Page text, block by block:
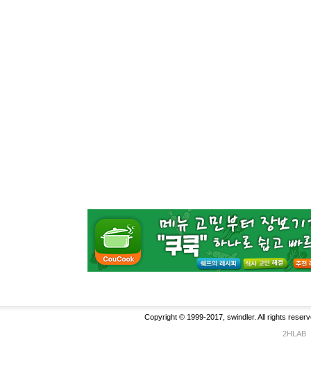
Copyright © 1999-2017, swindler. All rights
2HLAB